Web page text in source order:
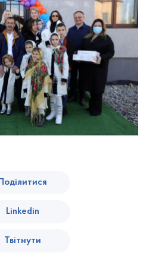
Поділитися
Linkedin
Твітнути